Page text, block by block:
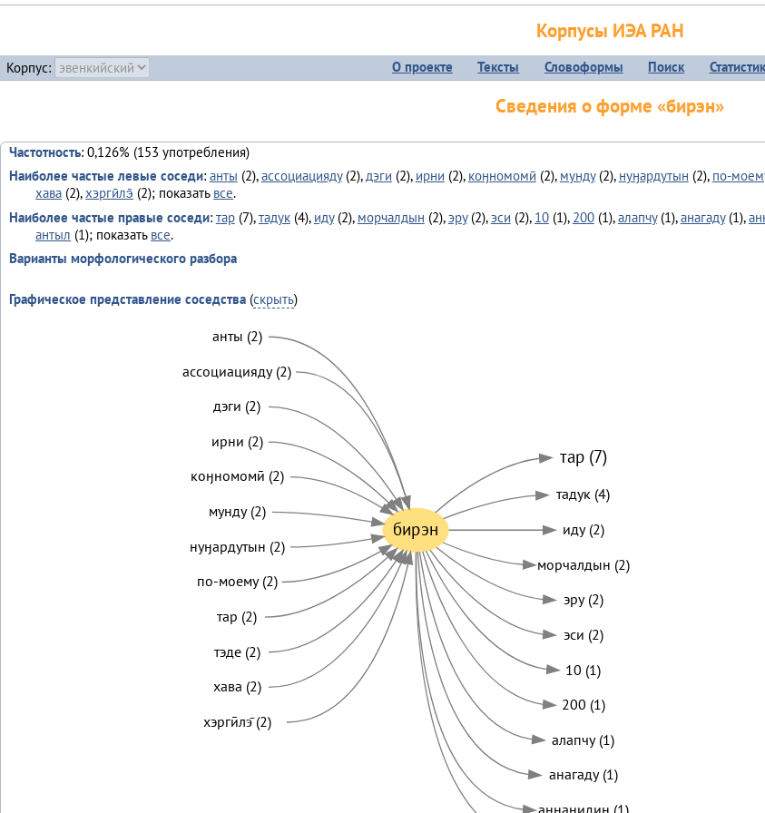
Корпусы ИЭА РАН
Корпус: О проекте Тексты Словоформы Поиск
Сведения о форме «бирэн»
Частотность: 0,126% (153 употребления)
Наиболее частые левые соседи: анты (2),ассоциацияду(2),дэги (2), ирни (2), коӈномомӣ (2), мунду(2), нуӈардутын (2), по-
хава (2),хэргӣлэ̄ (2); показать все.
Наиболее частые правые соседи: тар(7),тадук(4), иду(2), морчалдын (2),эру(2),эси (2), 10(1), 200(1),алапчу(1),анагаду(1),
антыл (1); показать все.
Варианты морфологического разбора
Графическое представление соседства(скрыть)
бирэн
тар (7)
тадук (4)
иду (2)
морчалдын (2)
эру (2)
эси (2)
10 (1)
200 (1)
алапчу (1)
анагаду (1)
анӈанидин (1)
анты (2)
ассоциацияду (2)
дэги (2)
ирни (2)
коӈномомӣ (2)
мунду (2)
нуӈардутын (2)
по-моему (2)
тар (2)
тэде (2)
хава (2)
хэргӣлэ̄ (2)